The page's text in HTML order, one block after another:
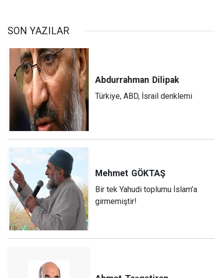
SON YAZILAR
Abdurrahman Dilipak
Türkiye, ABD, İsrail denklemi
Mehmet GÖKTAŞ
Bir tek Yahudi toplumu İslam’a
girmemiştir!